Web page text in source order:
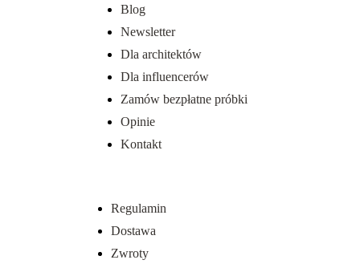
Blog
Newsletter
Dla architektów
Dla influencerów
Zamów bezpłatne próbki
Opinie
Kontakt
Regulamin
Dostawa
Zwroty